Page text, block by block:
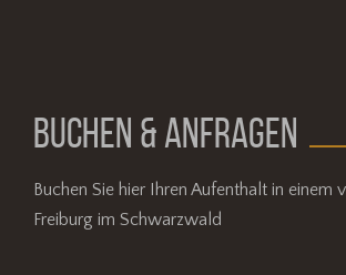
BUCHEN & ANFRAGEN
Buchen Sie hier Ihren Aufenthalt in einem
Freiburg im Schwarzwald